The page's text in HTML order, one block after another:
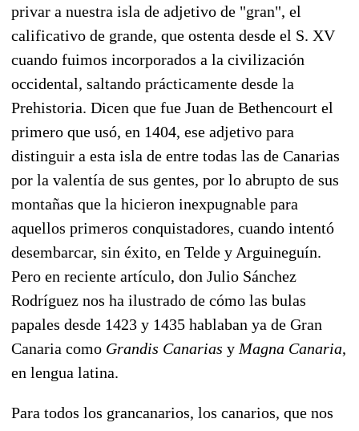
privar a nuestra isla de adjetivo de "gran", el
calificativo de grande, que ostenta desde el S. XV
cuando fuimos incorporados a la civilización
occidental, saltando prácticamente desde la
Prehistoria. Dicen que fue Juan de Bethencourt el
primero que usó, en 1404, ese adjetivo para
distinguir a esta isla de entre todas las de Canarias
por la valentía de sus gentes, por lo abrupto de sus
montañas que la hicieron inexpugnable para
aquellos primeros conquistadores, cuando intentó
desembarcar, sin éxito, en Telde y Arguineguín.
Pero en reciente artículo, don Julio Sánchez
Rodríguez nos ha ilustrado de cómo las bulas
papales desde 1423 y 1435 hablaban ya de Gran
Canaria como Grandis Canarias y Magna Canaria,
en lengua latina.
Para todos los grancanarios, los canarios, que nos